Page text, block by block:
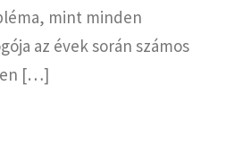
mint minden
az évek során számos
[…]